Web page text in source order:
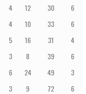
4 12 30
6
4 10 33
6
5 16 31
4
3 8 39
6
6 24 49
3
3 9 72
6